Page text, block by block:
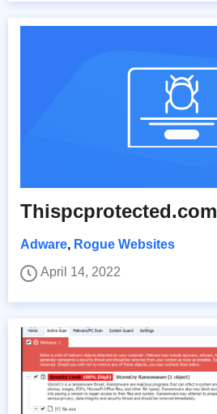
Thispcprotected.com
Adware, Rogue Websites
April 14, 2022